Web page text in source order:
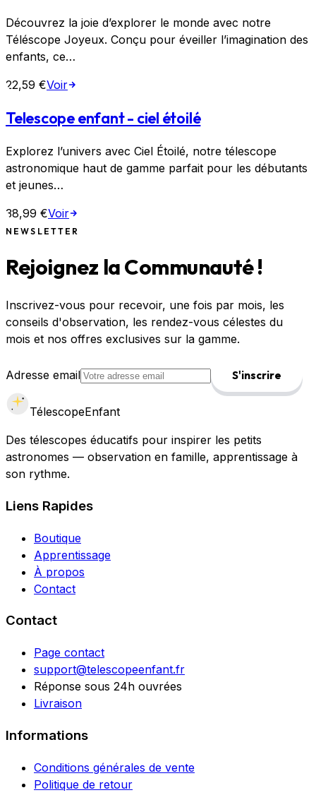
Découvrez la joie d’explorer le monde avec notre
Téléscope Joyeux. Conçu pour éveiller l’imagination des
enfants, ce…
22,59 €Voir
Telescope enfant - ciel étoilé
Explorez l’univers avec Ciel Étoilé, notre télescope
astronomique haut de gamme parfait pour les débutants
et jeunes…
38,99 €Voir
NEWSLETTER
Rejoignez la Communauté !
Inscrivez-vous pour recevoir, une fois par mois, les
conseils d'observation, les rendez-vous célestes du
mois et nos offres exclusives sur la gamme.
Adresse email S'inscrire
TélescopeEnfant
Des télescopes éducatifs pour inspirer les petits
astronomes — observation en famille, apprentissage à
son rythme.
Liens Rapides
Boutique
Apprentissage
À propos
Contact
Contact
Page contact
support@telescopeenfant.fr
Réponse sous 24h ouvrées
Livraison
Informations
Conditions générales de vente
Politique de retour